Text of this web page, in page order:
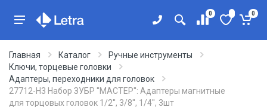
0 0
Главная Каталог
Ручные инструменты
Ключи, торцевые головки
Адаптеры, переходники для головок
27712-H3 Набор ЗУБР ''МАСТЕР'': Адаптеры магнитные
для торцовых головок 1/2'', 3/8'', 1/4'', 3шт